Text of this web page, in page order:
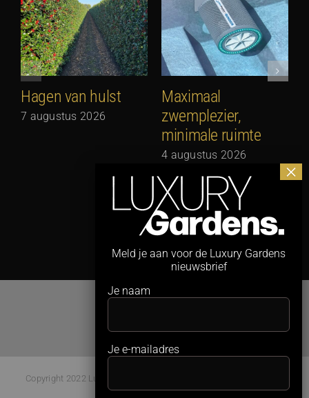
Hagen van hulst
7 augustus 2026
Maximaal
zwemplezier,
minimale ruimte
4 augustus 2026
Copyright 2022 Luxury Gardens Magazine | All Rights Reserved |
Meld je aan voor de Luxury Gardens
nieuwsbrief
Je naam
Je e-mailadres